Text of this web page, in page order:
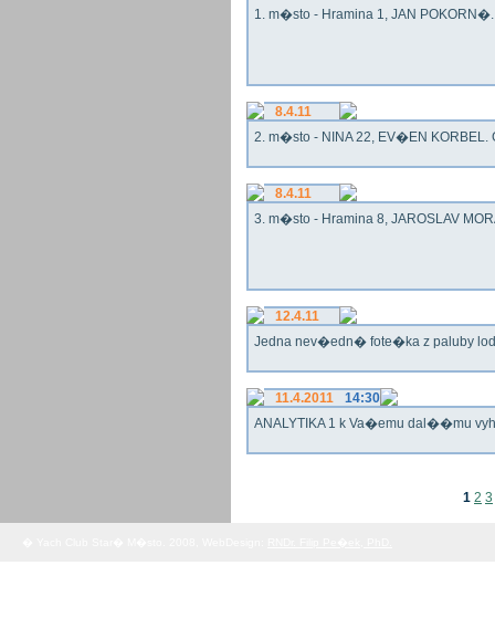
1. m�sto - Hramina 1, JAN
8.4.11
2. m�sto - NINA 22, EV�EN KORBEL.
8.4.11
3. m�sto - Hramina 8, JAROSLAV
12.4.11
Jedna nev�edn� fote�ka z paluby
11.4.2011
14:30
ANALYTIKA 1 k Va�emu dal��mu
1 2 3